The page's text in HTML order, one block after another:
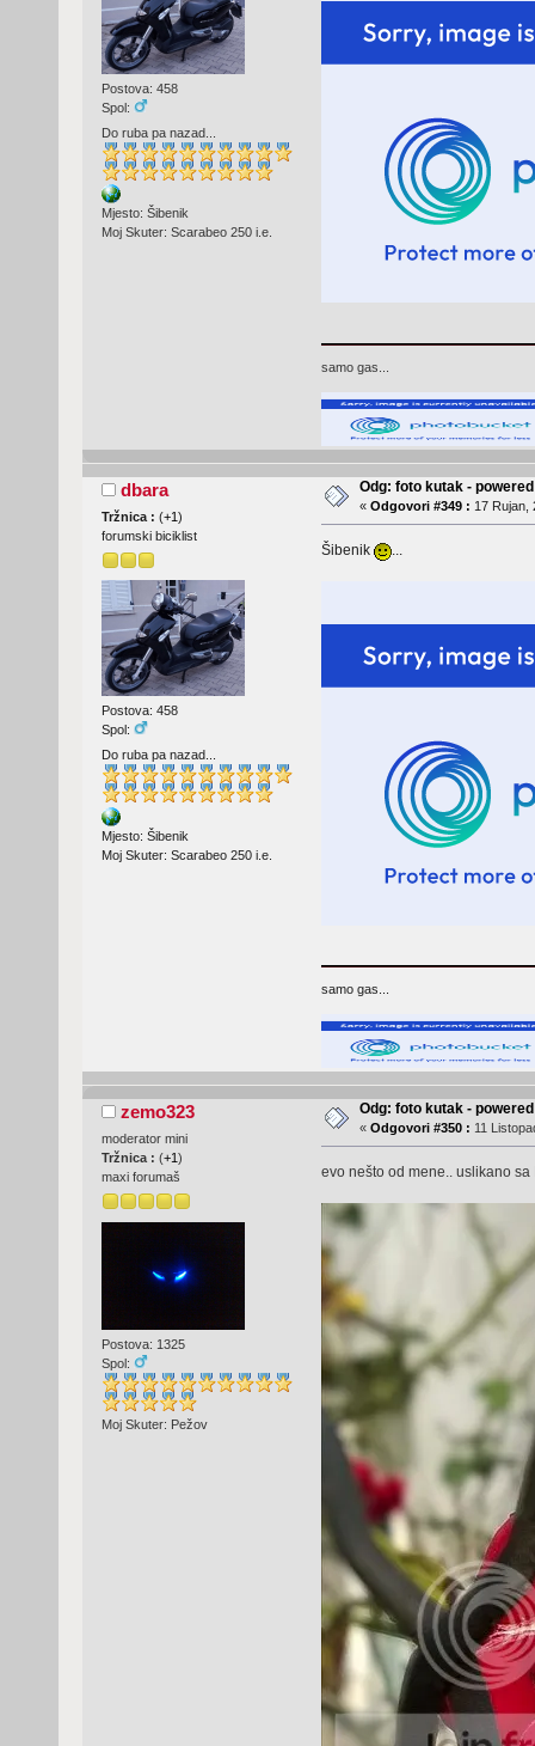
Postova: 458
Spol:
Do ruba pa nazad...
Mjesto: Šibenik
Moj Skuter: Scarabeo 250 i.e.
samo gas...
dbara
Tržnica : (+1)
forumski biciklist
Postova: 458
Spol:
Do ruba pa nazad...
Mjesto: Šibenik
Moj Skuter: Scarabeo 250 i.e.
Odg: foto kutak -
« Odgovori #349 : 17 Rujan,
Šibenik ...
samo gas...
zemo323
moderator mini
Tržnica : (+1)
maxi forumaš
Postova: 1325
Spol:
Moj Skuter: Pežov
Odg: foto kutak -
« Odgovori #350 : 11
evo nešto od mene.. uslikano sa